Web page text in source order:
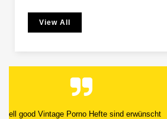
View All
Well good Vintage Porno Hefte sind erwünscht